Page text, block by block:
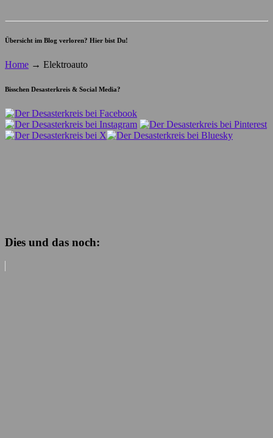
Übersicht im Blog verloren? Hier bist Du!
Home → Elektroauto
Bisschen Desasterkreis & Social Media?
Dies und das noch: